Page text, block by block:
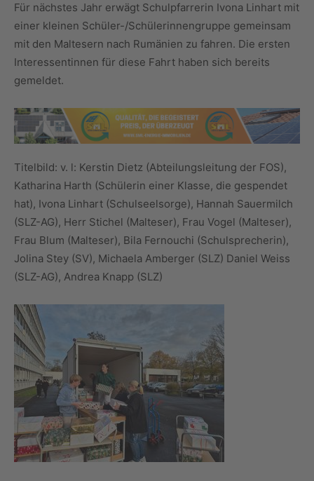
Für nächstes Jahr erwägt Schulpfarrerin Ivona Linhart mit
einer kleinen Schüler-/Schülerinnengruppe gemeinsam
mit den Maltesern nach Rumänien zu fahren. Die ersten
Interessentinnen für diese Fahrt haben sich bereits
gemeldet.
Titelbild: v. l: Kerstin Dietz (Abteilungsleitung der FOS),
Katharina Harth (Schülerin einer Klasse, die gespendet
hat), Ivona Linhart (Schulseelsorge), Hannah Sauermilch
(SLZ-AG), Herr Stichel (Malteser), Frau Vogel (Malteser),
Frau Blum (Malteser), Bila Fernouchi (Schulsprecherin),
Jolina Stey (SV), Michaela Amberger (SLZ) Daniel Weiss
(SLZ-AG), Andrea Knapp (SLZ)